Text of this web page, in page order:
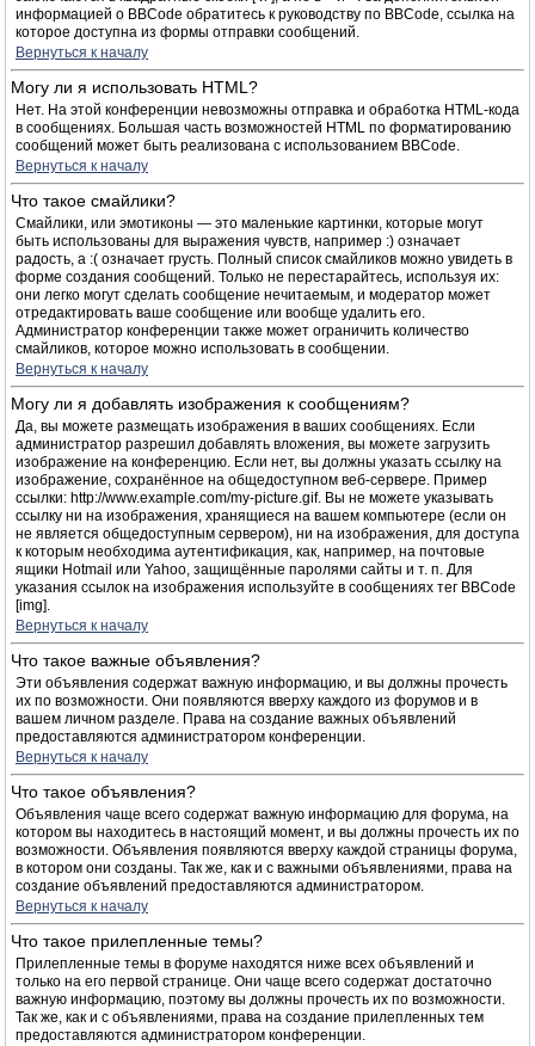
информацией о BBCode обратитесь к руководству по BBCode, ссылка на
которое доступна из формы отправки сообщений.
Вернуться к началу
Могу ли я использовать HTML?
Нет. На этой конференции невозможны отправка и обработка HTML-кода
в сообщениях. Большая часть возможностей HTML по форматированию
сообщений может быть реализована с использованием BBCode.
Вернуться к началу
Что такое смайлики?
Смайлики, или эмотиконы — это маленькие картинки, которые могут
быть использованы для выражения чувств, например :) означает
радость, а :( означает грусть. Полный список смайликов можно увидеть в
форме создания сообщений. Только не перестарайтесь, используя их:
они легко могут сделать сообщение нечитаемым, и модератор может
отредактировать ваше сообщение или вообще удалить его.
Администратор конференции также может ограничить количество
смайликов, которое можно использовать в сообщении.
Вернуться к началу
Могу ли я добавлять изображения к сообщениям?
Да, вы можете размещать изображения в ваших сообщениях. Если
администратор разрешил добавлять вложения, вы можете загрузить
изображение на конференцию. Если нет, вы должны указать ссылку на
изображение, сохранённое на общедоступном веб-сервере. Пример
ссылки: http://www.example.com/my-picture.gif. Вы не можете указывать
ссылку ни на изображения, хранящиеся на вашем компьютере (если он
не является общедоступным сервером), ни на изображения, для доступа
к которым необходима аутентификация, как, например, на почтовые
ящики Hotmail или Yahoo, защищённые паролями сайты и т. п. Для
указания ссылок на изображения используйте в сообщениях тег BBCode
[img].
Вернуться к началу
Что такое важные объявления?
Эти объявления содержат важную информацию, и вы должны прочесть
их по возможности. Они появляются вверху каждого из форумов и в
вашем личном разделе. Права на создание важных объявлений
предоставляются администратором конференции.
Вернуться к началу
Что такое объявления?
Объявления чаще всего содержат важную информацию для форума, на
котором вы находитесь в настоящий момент, и вы должны прочесть их по
возможности. Объявления появляются вверху каждой страницы форума,
в котором они созданы. Так же, как и с важными объявлениями, права на
создание объявлений предоставляются администратором.
Вернуться к началу
Что такое прилепленные темы?
Прилепленные темы в форуме находятся ниже всех объявлений и
только на его первой странице. Они чаще всего содержат достаточно
важную информацию, поэтому вы должны прочесть их по возможности.
Так же, как и с объявлениями, права на создание прилепленных тем
предоставляются администратором конференции.